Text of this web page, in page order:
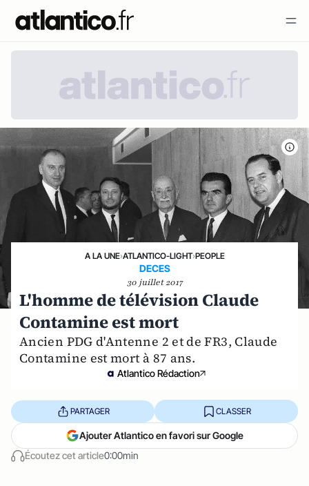
A LA UNE›ATLANTICO-LIGHT›PEOPLE
DECES
30 juillet 2017
L'homme de télévision Claude
Contamine est mort
Ancien PDG d'Antenne 2 et de FR3, Claude
Contamine est mort à 87 ans.
Atlantico Rédaction
Écoutez cet article0:00min
PARTAGER CLASSER
Ajouter Atlantico en favori sur Google